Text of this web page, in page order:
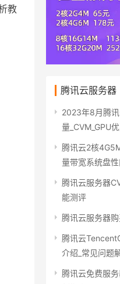
教
腾讯云服务器
2023年8月腾
量_CVM_GPU
腾讯云2核
量带宽系统盘
腾讯云服务器
能测评
腾讯云服务器
腾讯云
介绍_常见问题
腾讯云免费服